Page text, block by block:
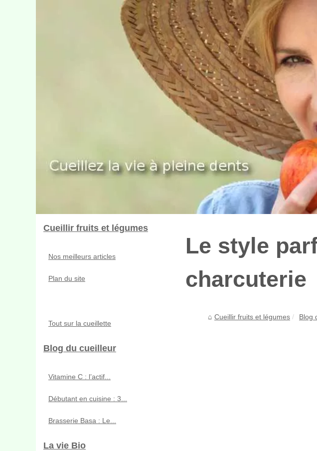
Le style
charcuterie
Cueillir fruits et légumes Blog
Cueillir fruits et légumes
Nos meilleurs articles
Plan du site
Tout sur la cueillette
Blog du cueilleur
Vitamine C : l’actif...
Débutant en cuisine : 3...
Brasserie Basa : Le...
La vie Bio